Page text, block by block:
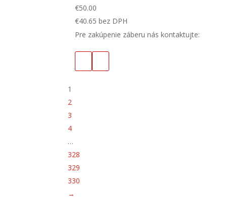
€50.00
€40.65 bez DPH
Pre zakúpenie záberu nás kontaktujte:
1
2
3
4
…
328
329
330
→